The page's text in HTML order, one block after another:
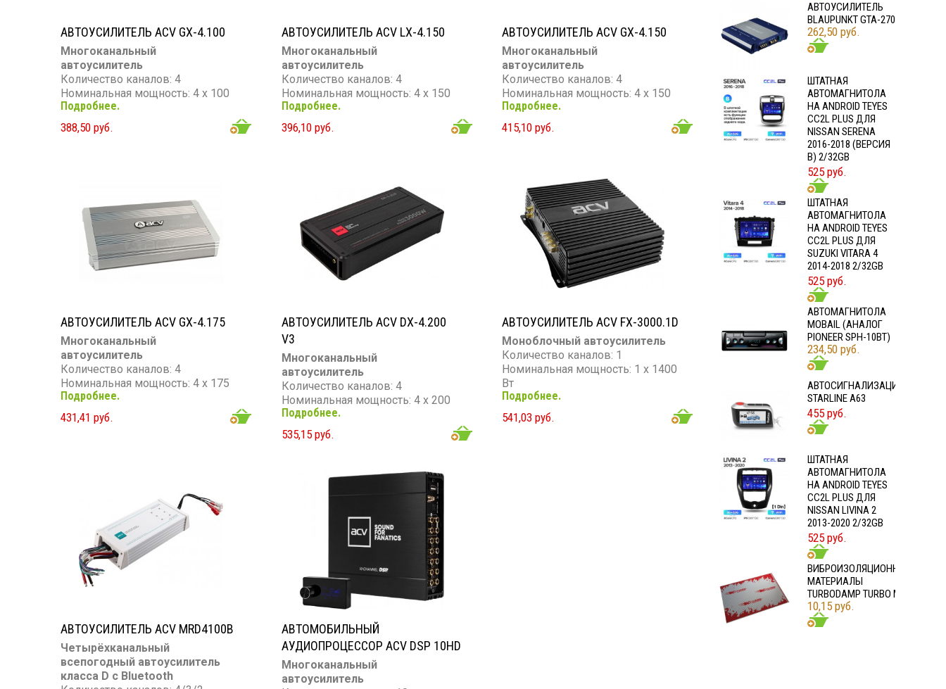
АВТОУСИЛИТЕЛЬ ACV GX-4.100
Многоканальный
автоусилитель
Количество каналов: 4
Номинальная мощность: 4 х 100
Вт
Максимальная мощность: 4 х 160
Вт
Подробнее.
388,50 руб.
АВТОУСИЛИТЕЛЬ ACV LX-4.150
Многоканальный
автоусилитель
Количество каналов: 4
Номинальная мощность: 4 х 150
Вт
Максимальная мощность: 4 х 250
Вт
Подробнее.
396,10 руб.
АВТОУСИЛИТЕЛЬ ACV GX-4.150
Многоканальный
автоусилитель
Количество каналов: 4
Номинальная мощность: 4 х 150
Вт
Максимальная мощность: 4 х 200
Вт
Сопротивление: 4 Ом
Подробнее.
415,10 руб.
АВТОУСИЛИТЕЛЬ ACV GX-4.175
Многоканальный
автоусилитель
Количество каналов: 4
Номинальная мощность: 4 х 175
Вт
Максимальная мощность: 4 х 300
Вт
Подробнее.
431,41 руб.
АВТОУСИЛИТЕЛЬ ACV DX-4.200
V3
Многоканальный
автоусилитель
Количество каналов: 4
Номинальная мощность: 4 х 200
Вт
Максимальная мощность: 4 х 350
Вт
Подробнее.
535,15 руб.
АВТОУСИЛИТЕЛЬ ACV FX-3000.1D
Моноблочный автоусилитель
Количество каналов: 1
Номинальная мощность: 1 х 1400
Вт
Максимальная мощность: 1 х
3000 Вт
Частотный диапазон: 10 - 20 000
Подробнее.
541,03 руб.
АВТОУСИЛИТЕЛЬ ACV MRD4100B
Четырёхканальный
всепогодный автоусилитель
класса D с Bluetooth
АВТОМОБИЛЬНЫЙ
АУДИОПРОЦЕССОР ACV DSP 10HD
Многоканальный
автоусилитель
АВТОУСИЛИТЕЛЬ
BLAUPUNKT GTA-270
262,50 руб.
ШТАТНАЯ
АВТОМАГНИТОЛА
НА ANDROID TEYES
CC2L PLUS ДЛЯ
NISSAN SERENA
2016-2018 (ВЕРСИЯ
B) 2/32GB
525 руб.
ШТАТНАЯ
АВТОМАГНИТОЛА
НА ANDROID TEYES
CC2L PLUS ДЛЯ
SUZUKI VITARA 4
2014-2018 2/32GB
525 руб.
АВТОМАГНИТОЛА
MOBAIL (АНАЛОГ
PIONEER SPH-10BT)
234,50 руб.
АВТОСИГНАЛИЗАЦИЯ
STARLINE A63
455 руб.
ШТАТНАЯ
АВТОМАГНИТОЛА
НА ANDROID TEYES
CC2L PLUS ДЛЯ
NISSAN LIVINA 2
2013-2020 2/32GB
525 руб.
ВИБРОИЗОЛЯЦИОННЫЕ
МАТЕРИАЛЫ
TURBODAMP TURBO M2
10,15 руб.